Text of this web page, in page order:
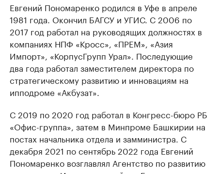
Евгений Пономаренко родился в Уфе в апреле
1981 года. Окончил БАГСУ и УГИС. С 2006 по
2017 год работал на руководящих должностях в
компаниях НПФ «Кросс», «ПРЕМ», «Азия
Импорт», «КорпусГрупп Урал». Последующие
два года работал заместителем директора по
стратегическому развитию и инновациям на
ипподроме «Акбузат».
С 2019 по 2020 год работал в Конгресс-бюро РБ
«Офис-группа», затем в Минпроме Башкирии на
постах начальника отдела и замминистра. С
декабря 2021 по сентябрь 2022 года Евгений
Пономаренко возглавлял Агентство по развитию